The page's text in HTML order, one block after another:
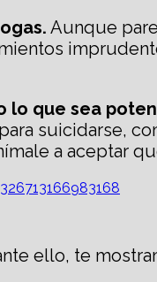
Aunque
lo que sea
suicidarse,
a aceptar
ello, te